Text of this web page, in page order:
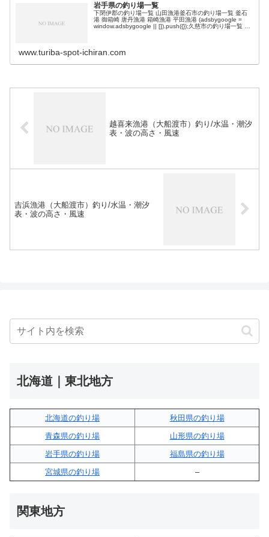
岩手県の釣り場一覧
下閉伊郡の釣り場一覧 山田漁港釜石市の釣り場一覧 釜石
港 御箱崎 唐丹漁港 箱崎漁港 平田漁港 (adsbygoogle =
window.adsbygoogle || []).push({});久慈市の釣り場一覧 久
www.turiba-spot-ichiran.com
越喜来漁港（大船渡市）釣り/水温・潮汐
表・波の高さ・風速
吉浜漁港（大船渡市）釣り/水温・潮汐
表・波の高さ・風速
北海道｜東北地方
北海道の釣り場
秋田県の釣り場
青森県の釣り場
山形県の釣り場
岩手県の釣り場
福島県の釣り場
宮城県の釣り場
–
関東地方